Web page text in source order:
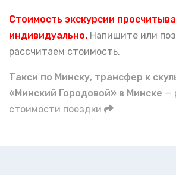
Стоимость экскурсии
индивидуально. Напишите или
рассчитаем стоимость.
Такси по Минску, трансфер к
«Минский Городовой» в Минске —
стоимости поездки